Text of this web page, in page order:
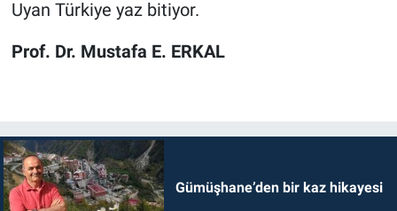
Uyan Türkiye yaz bitiyor.
Prof. Dr. Mustafa E. ERKAL
Gümüşhane’den bir kaz hikayesi